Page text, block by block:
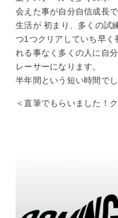
会えた事が自分自信成長
生活が 初まり、多くの試
つ1つクリアしていち早く
れる事なく多くの人に自
レーサーになります。
半年間という短い時間で
＜直筆でもらいました！